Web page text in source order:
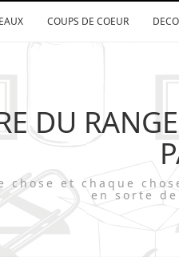
COUPS DE COEUR DECO
DU
chose et chaque
en sorte